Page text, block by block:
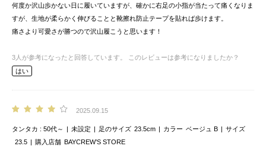
何度か沢山歩かない日に履いていますが、確かに右足の小指が当たって痛くなりま
すが、生地が柔らかく伸びることと靴擦れ防止テープを貼れば歩けます。
痛さより可愛さが勝つので沢山履こうと思います！
3 人が参考になったと回答しています。
このレビューは参考になりましたか？
はい
2025.09.15
タンタカ 50代～ 未設定 足のサイズ 23.5cm カラー ベージュ B
サイズ
23.5
購入店舗 BAYCREW’S STORE